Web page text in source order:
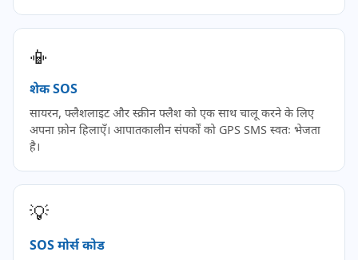
📳
शेक SOS
सायरन, फ्लैशलाइट और स्क्रीन फ्लैश को एक साथ चालू करने के लिए
अपना फ़ोन हिलाएँ। आपातकालीन संपर्कों को GPS SMS स्वतः भेजता
है।
💡
SOS मोर्स कोड